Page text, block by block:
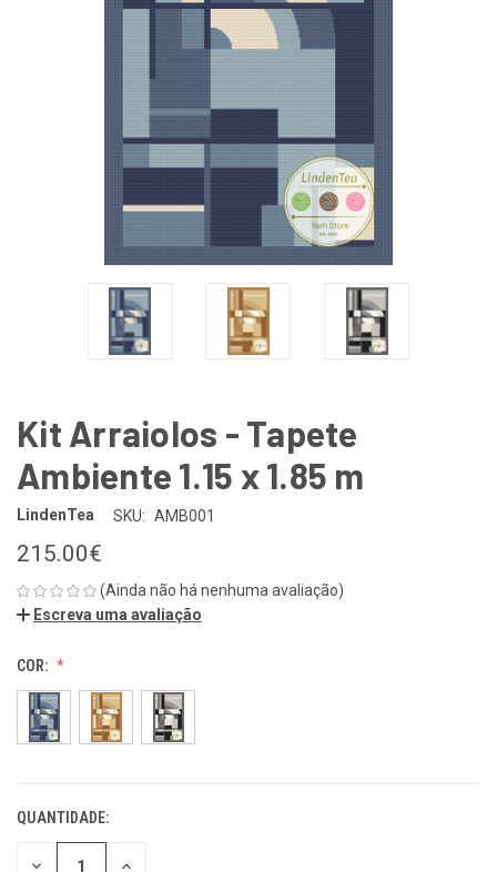
Kit Arraiolos - Tapete
Ambiente 1.15 x 1.85 m
LindenTea SKU: AMB001
215.00€
(Ainda não há nenhuma avaliação)
Escreva uma avaliação
COR:
ESTOQUE
ATUAL:
QUANTIDADE:
REDUZIR REDUZIR